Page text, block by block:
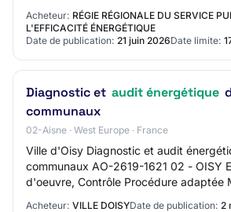
2599 02 - LAON Travaux de bâtiment
Mise…
Acheteur: RÉGIE RÉGIONALE DU SERVICE
L'EFFICACITÉ ÉNERGÉTIQUE
Date de publication: 21 juin 2026Date limite:
Diagnostic et audit énergétique
communaux
02-Aisne · West Europe · France
Ville d'Oisy Diagnostic et audit
communaux AO-2619-1621 02 - OISY
d'oeuvre, Contrôle Procédure adaptée
Acheteur: VILLE DOISYDate de publication: 2